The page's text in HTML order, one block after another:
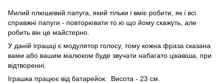
Милий плюшевий папуга, який тільки і вміє робити, як і всі
справжні папуги - повторювати то.ю що йому скажуть, але
робить він це майстерно.
У даній іграшці є модулятор голосу, тому кожна фраза сказана
вами або вашим малюком буде звучати набагато цікавіша, при
відтворенні.
Іграшка працює від батарейок. Висота - 23 см.